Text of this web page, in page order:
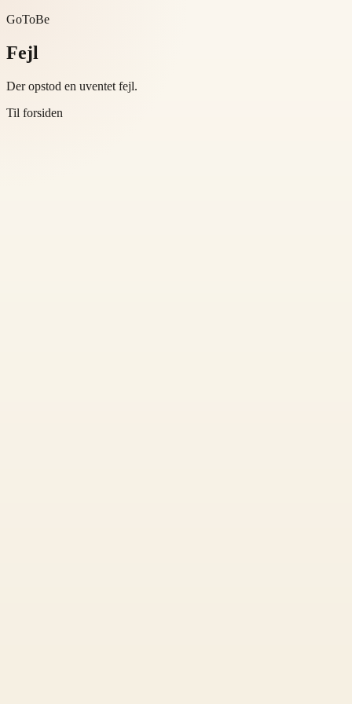
GoToBe
Fejl
Der opstod en uventet fejl.
Til forsiden